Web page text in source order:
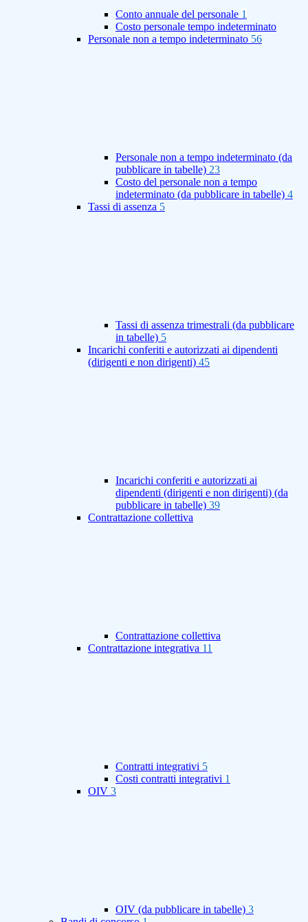
Conto annuale del personale 1
Costo personale tempo indeterminato
Personale non a tempo indeterminato 56
Personale non a tempo indeterminato (da
pubblicare in tabelle) 23
Costo del personale non a tempo
indeterminato (da pubblicare in tabelle) 4
Tassi di assenza 5
Tassi di assenza trimestrali (da pubblicare
in tabelle) 5
Incarichi conferiti e autorizzati ai dipendenti
(dirigenti e non dirigenti) 45
Incarichi conferiti e autorizzati ai
dipendenti (dirigenti e non dirigenti) (da
pubblicare in tabelle) 39
Contrattazione collettiva
Contrattazione collettiva
Contrattazione integrativa 11
Contratti integrativi 5
Costi contratti integrativi 1
OIV 3
OIV (da pubblicare in tabelle) 3